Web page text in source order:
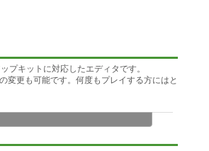
プキットに対応したエディタです。
変更も可能です。何度もプレイする方にはと